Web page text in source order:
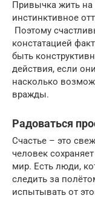
Привычка жить
инстинктивное
Поэтому
констатацией
быть
действия, если
насколько
вражды.
Радоваться
Счастье – это
человек
мир. Есть люди,
следить за
испытывать от